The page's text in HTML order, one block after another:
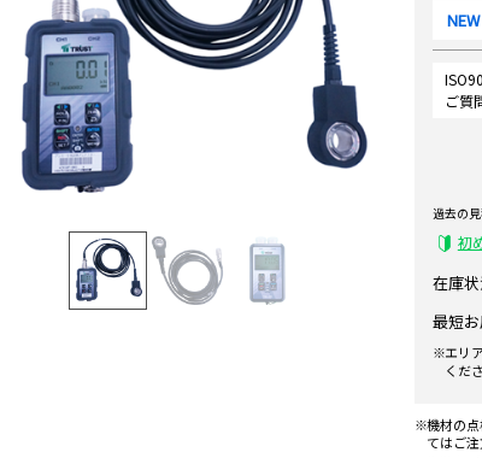
NEW
ご質
過去の
初
在庫
最短
エリ
くだ
機材の
てはご